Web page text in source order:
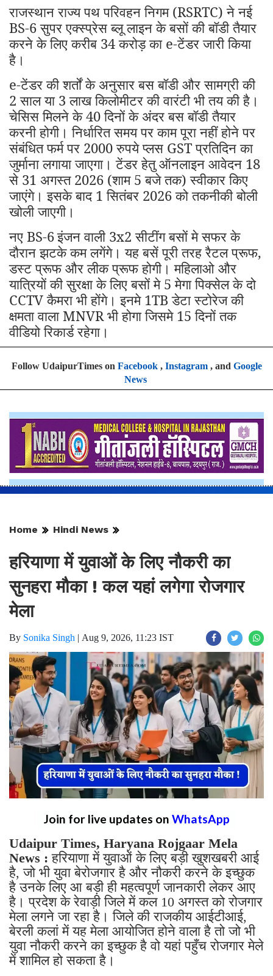
राजस्थान राज्य पथ परिवहन निगम (RSRTC) ने नई
BS-6 सुपर एक्स्प्रेस ब्लू लाइन के बसों की बॉडी तैयार
करने के लिए करीब 34 करोड़ का e-टेंडर जारी किया
है।
e-टेंडर की शर्तों के अनुसार बस बॉडी और सामग्री की
2 साल या 3 लाख किलोमीटर की वारंटी भी तय की है।
चेसिस मिलने के 40 दिनों के अंदर बस बॉडी तैयार
करनी होगी। निर्धारित समय पर काम पूरा नहीं होने पर
संबंधित फर्म पर 2000 रुपये प्लस GST प्रतिदिन का
जुर्माना लगाया जाएगा। टेंडर हेतु ऑनलाइन आवेदन 18
से 31 अगस्त 2026 (शाम 5 बजे तक) स्वीकार किए
जाएंगे। इसके बाद 1 सितंबर 2026 को तकनीकी बोली
खोली जाएगी।
नए BS-6इंजन वाली 3x2 सीटींग बसों मे सफर के
दौरान झटके कम लगेंगे। यह बसें पूरी तरह रैटल प्रूफ,
डस्ट प्रूफ और लीक प्रूफ होगी। महिलाओ और
यात्रियों की सुरक्षा के लिए बसों मे 5 मेगा पिक्सेल के दो
CCTV कैमरा भी होंगे। इनमे 1TB डेटा स्टोरेज की
क्षमता वाला MNVR भी होगा जिसमे 15 दिनों तक
वीडियो रिकार्ड रहेगा।
Follow UdaipurTimes on Facebook, Instagram, and Google
News
Home Hindi News
हरियाणा में युवाओं के लिए नौकरी का
सुनहरा मौका ! कल यहां लगेगा रोजगार
मेला
By Sonika Singh | Aug 9, 2026, 11:23 IST
Join for live updates on WhatsApp
Udaipur Times, Haryana Rojgaar Mela
News : हरियाणा में युवाओं के लिए बड़ी खुशखबरी आई
है, जो भी युवा बेरोजगार है और नौकरी करने के इच्छुक
है उनके लिए आ बड़ी ही महत्वपूर्ण जानकारी लेकर आए
है। प्रदेश के रेवाड़ी जिले में कल 10 अगस्त को रोजगार
मेला लगने जा रहा है। जिले की राजकीय आईटीआई,
बेरली कलां में यह मेला आयोजित होने वाला है तो जो भी
युवा नौकरी करने का इच्छुक है वो यहां पहुँच रोजगार मेले
में शामिल हो सकता है।